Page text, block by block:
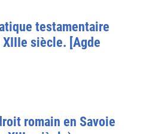
testamentaire
siècle. [Agde
romain en Savoie